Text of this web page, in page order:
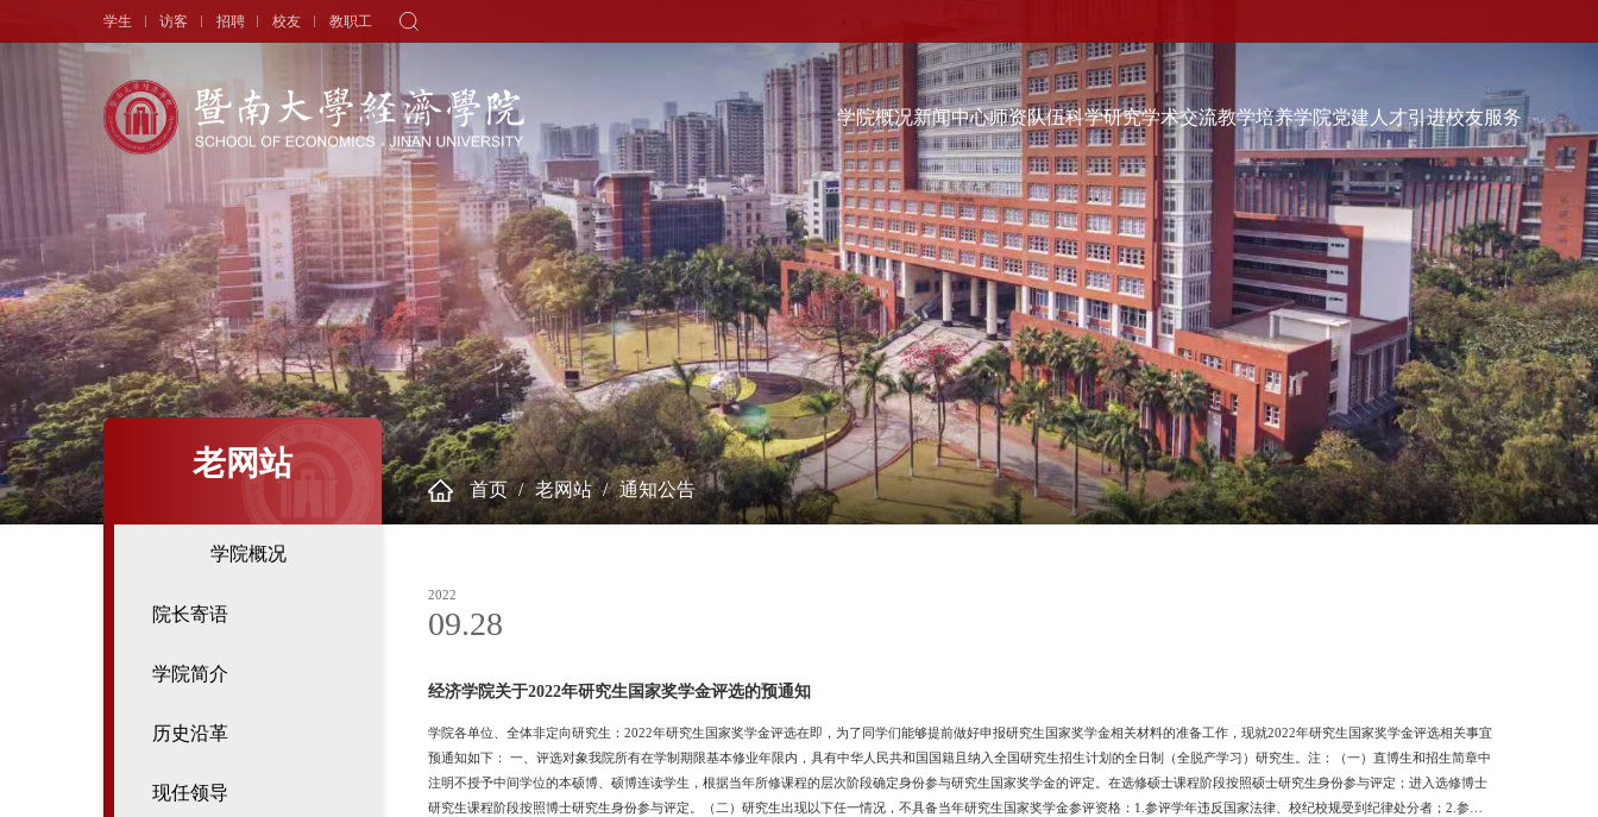
学生 访客 招聘 校友 教职工
学院概况新闻中心师资队伍科学研究学术交流教学培养学院党建 人才引进校友服务
院长寄语
学院简介
历史沿革
现任领导
历任领导
组织机构
新闻中心
头条新闻
学术动态
学生天地
通知公告
学者视角
人物专访
师资队伍
师资力量
专职教师
讲座教授
科学研究
研究成果
课题立项
成果奖励
博士后流动站
学术刊物
经院智库
学术交流
学术会议
学术报告
最新动态
教学培养
本科生
硕士生
博士生
数字经济（非全日制）...
学院党建 人才引进 校友服务
校友会快讯
品牌活动
校友动态
校友组织
老网站
学院概况
院长寄语
学院简介
历史沿革
现任领导
首页 老网站 通知公告
2022
09.28
经济学院关于2022年研究生国家奖学金评选的预通知
学院各单位、全体非定向研究生：2022年研究生国家奖学金评选在即，为了同学们能够提前做好申报研究生国家奖学金相关材料的准备工作，现就2022年研究生国家奖学金评选相关事宜
预通知如下： 一、评选对象我院所有在学制期限基本修业年限内，具有中华人民共和国国籍且纳入全国研究生招生计划的全日制（全脱产学习）研究生。注：（一）直博生和招生简章中
注明不授予中间学位的本硕博、硕博连读学生，根据当年所修课程的层次阶段确定身份参与研究生国家奖学金的评定。在选修硕士课程阶段按照硕士研究生身份参与评定；进入选修博士
研究生课程阶段按照博士研究生身份参与评定。（二）研究生出现以下任一情况，不具备当年研究生国家奖学金参评资格：1.参评学年违反国家法律、校纪校规受到纪律处分者；2.参评